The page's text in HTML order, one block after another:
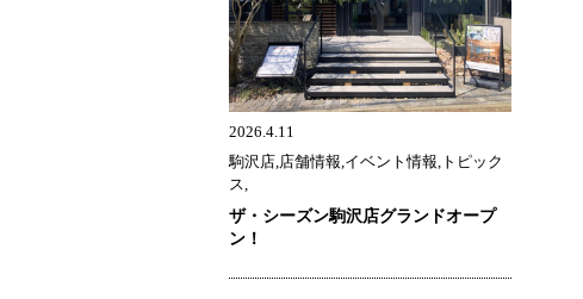
2026.4.11
駒沢店,店舗情報,イベント情報,トピック
ス,
ザ・シーズン駒沢店グランドオープ
ン！